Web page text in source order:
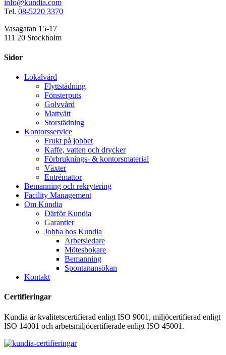
info@kundia.com
Tel. 08-5220 3370
Vasagatan 15-17
111 20 Stockholm
Sidor
Lokalvård
Flyttstädning
Fönsterputs
Golvvård
Mattvätt
Storstädning
Kontorsservice
Frukt på jobbet
Kaffe, vatten och drycker
Förbruknings- & kontorsmaterial
Växter
Entrémattor
Bemanning och rekrytering
Facility Management
Om Kundia
Därför Kundia
Garantier
Jobba hos Kundia
Arbetsledare
Mötesbokare
Bemanning
Spontanansökan
Kontakt
Certifieringar
Kundia är kvalitetscertifierad enligt ISO 9001, miljöcertifierad enligt
ISO 14001 och arbetsmiljöcertifierade enligt ISO 45001.